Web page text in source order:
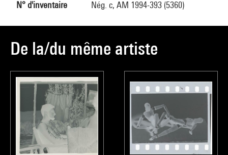
N° d'inventaire Nég. c, AM 1994-393 (5360)
De la/du même artiste